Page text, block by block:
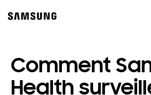
content
Comment
Health